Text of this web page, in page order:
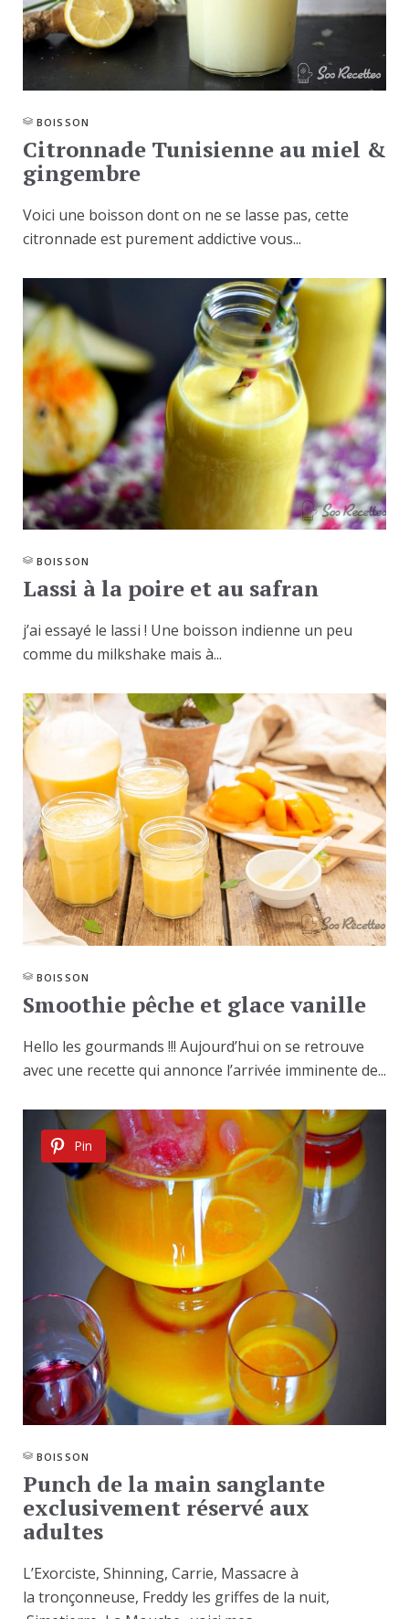
BOISSON
Citronnade Tunisienne au miel &
gingembre
Voici une boisson dont on ne se lasse pas, cette
citronnade est purement addictive vous...
BOISSON
Lassi à la poire et au safran
j’ai essayé le lassi ! Une boisson indienne un peu
comme du milkshake mais à...
BOISSON
Smoothie pêche et glace vanille
Hello les gourmands !!! Aujourd’hui on se retrouve
avec une recette qui annonce l’arrivée imminente de...
Pin
BOISSON
Punch de la main sanglante
exclusivement réservé aux
adultes
L’Exorciste, Shinning, Carrie, Massacre à
la tronçonneuse, Freddy les griffes de la nuit,